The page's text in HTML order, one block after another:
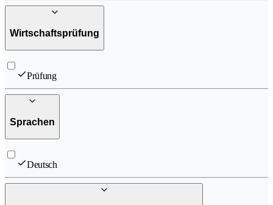
Wirtschaftsprüfung
Prüfung
Sprachen
Deutsch